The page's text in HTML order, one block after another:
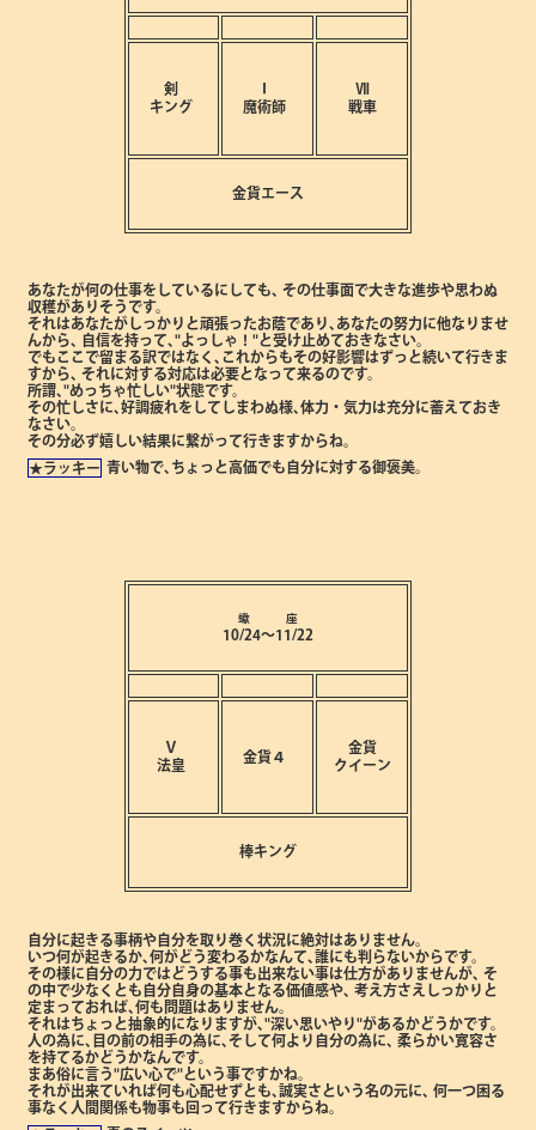
剣
キング
魔術師
Ⅶ
戦車
金貨エース
あなたが何の仕事をしているにしても､ その仕事面で大きな進歩や思わぬ
収穫がありそうです。
それはあなたがしっかりと頑張ったお蔭であり､あなたの努力に他なりませ
んから､
自信を持って､"よっしゃ！"と受け止めておきなさい。
でもここで留まる訳ではなく､これからもその好影響はずっと続いて行きま
すから､ それに対する対応は必要となって来るのです。
所謂､"めっちゃ忙しい"状態です。
その忙しさに､好調疲れをしてしまわぬ様､体力・気力は充分に蓄えておき
なさい。
その分必ず嬉しい結果に繋がって行きますからね。
★ラッキー 青い物で､ちょっと高価でも自分に対する御褒美。
蠍 座
10/24～11/22
Ⅴ
法皇
金貨４
金貨
クイーン
棒キング
自分に起きる事柄や自分を取り巻く状況に絶対はありません。
いつ何が起きるか､何がどう変わるかなんて､誰にも判らないからです。
その様に自分の力ではどうする事も出来ない事は仕方がありませんが､ そ
の中で少なくとも自分自身の基本となる価値感や､ 考え方さえしっかりと
定まっておれば､何も問題はありません。
それはちょっと抽象的になりますが､"深い思いやり"があるかどうかです。
人の為に､目の前の相手の為に､そして何より自分の為に､ 柔らかい寛容さ
を持てるかどうかなんです。
まあ俗に言う"広い心で"という事ですかね。
それが出来ていれば何も心配せずとも､誠実さという名の元に､ 何一つ困る
事なく人間関係も物事も回って行きますからね。